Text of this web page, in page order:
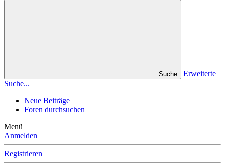
Suche
Erweiterte
Suche...
Neue Beiträge
Foren durchsuchen
Menü
Anmelden
Registrieren